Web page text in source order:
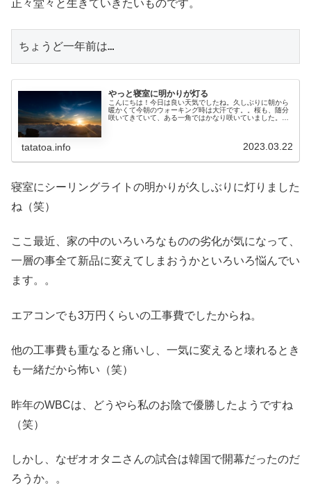
正々堂々と生きていきたいものです。
ちょうど一年前は…
やっと寝室に明かりが灯る
こんにちは！今日は良い天気でしたね。久しぶりに朝から
暖かくて今朝のウォーキング時は大汗です。。桜も、随分
咲いてきていて、ある一角ではかなり咲いていました。さ
tatatoa.info 2023.03.22
寝室にシーリングライトの明かりが久しぶりに灯りました
ね（笑）
ここ最近、家の中のいろいろなものの劣化が気になって、
一層の事全て新品に変えてしまおうかといろいろ悩んでい
ます。。
エアコンでも3万円くらいの工事費でしたからね。
他の工事費も重なると痛いし、一気に変えると壊れるとき
も一緒だから怖い（笑）
昨年のWBCは、どうやら私のお陰で優勝したようですね
（笑）
しかし、なぜオオタニさんの試合は韓国で開幕だったのだ
ろうか。。